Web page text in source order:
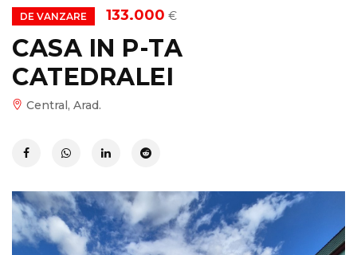
DE VANZARE 133.000 €
CASA IN P-TA
CATEDRALEI
Central, Arad.